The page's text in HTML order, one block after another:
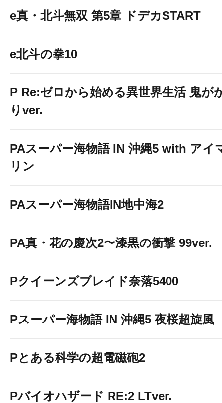
e真・北斗無双 第5章 ドデカSTART
e北斗の拳10
P Re:ゼロから始める異世界生活 鬼が
りver.
PAスーパー海物語 IN 沖縄5 with アイ
リン
PAスーパー海物語IN地中海2
PA真・花の慶次2〜漆黒の衝撃 99ver.
Pクイーンズブレイド奈落5400
Pスーパー海物語 IN 沖縄5 夜桜超旋風
Pとある科学の超電磁砲2
Pバイオハザード RE:2 LTver.